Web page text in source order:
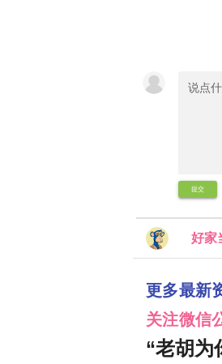
提交
好家
更多最新
关注微信
“老胡为